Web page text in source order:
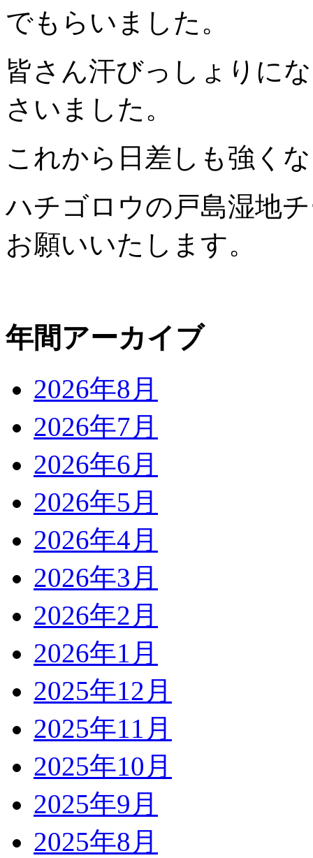
でもらいました。
皆さん汗びっしょりに
さいました。
これから日差しも強く
ハチゴロウの戸島湿地
お願いいたします。
年間アーカイブ
2026年8月
2026年7月
2026年6月
2026年5月
2026年4月
2026年3月
2026年2月
2026年1月
2025年12月
2025年11月
2025年10月
2025年9月
2025年8月